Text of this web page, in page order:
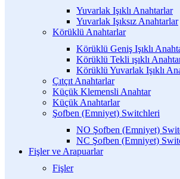
Yuvarlak Işıklı Anahtarlar
Yuvarlak Işıksız Anahtarlar
Körüklü Anahtarlar
Körüklü Geniş Işıklı
Körüklü Tekli ışıklı
Körüklü Yuvarlak Işıklı
Çıtçıt Anahtarlar
Küçük Klemensli Anahtar
Küçük Anahtarlar
Şofben (Emniyet) Switchleri
NO Şofben (Emniyet)
NC Şofben (Emniyet)
Fişler ve Arapuarlar
Fişler